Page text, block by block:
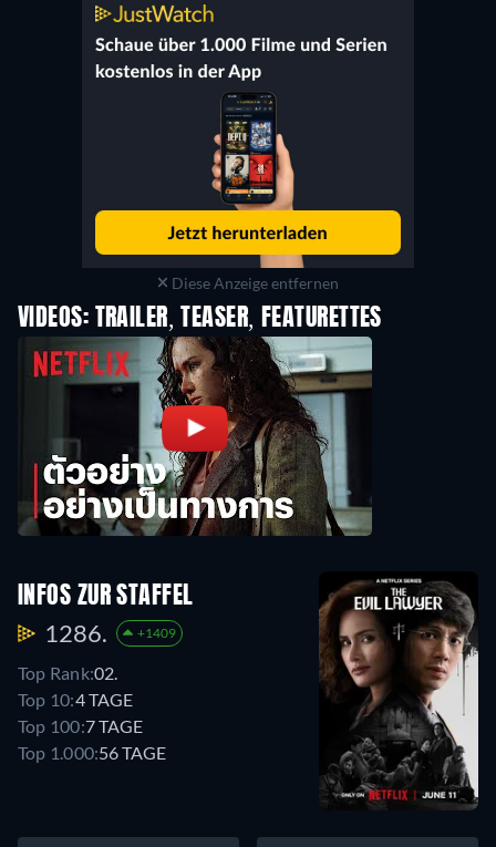
Diese Anzeige entfernen
VIDEOS: TRAILER, TEASER, FEATURETTES
INFOS ZUR STAFFEL
1286. +1409
Top Rank:02.
Top 10:4 TAGE
Top 100:7 TAGE
Top 1.000:56 TAGE